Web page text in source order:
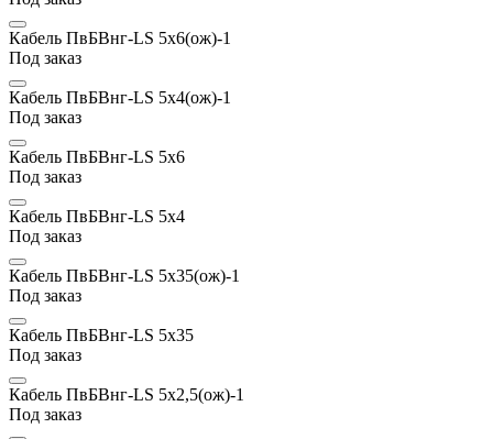
Кабель ПвБВнг-LS 5х6(ож)-1
Под заказ
Кабель ПвБВнг-LS 5х4(ож)-1
Под заказ
Кабель ПвБВнг-LS 5х6
Под заказ
Кабель ПвБВнг-LS 5х4
Под заказ
Кабель ПвБВнг-LS 5х35(ож)-1
Под заказ
Кабель ПвБВнг-LS 5х35
Под заказ
Кабель ПвБВнг-LS 5х2,5(ож)-1
Под заказ